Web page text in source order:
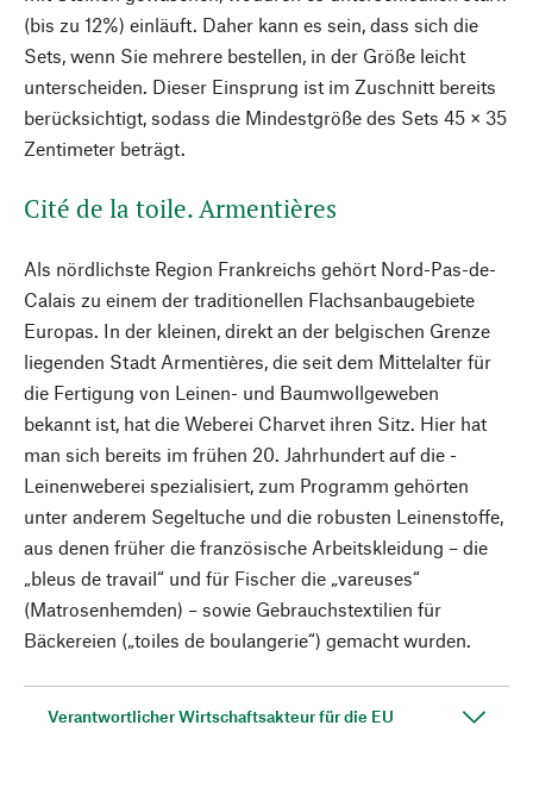
(bis zu 12%) einläuft. Daher kann es sein, dass sich die
Sets, wenn Sie mehrere bestellen, in der Größe leicht
unterscheiden. Dieser Einsprung ist im Zuschnitt bereits
berücksichtigt, sodass die Mindestgröße des Sets 45 × 35
Zentimeter beträgt.
Cité de la toile. Armentières
Als nördlichste Region Frankreichs gehört Nord-Pas-de-
Calais zu ­einem der traditionellen Flachsanbaugebiete
Europas. In der kleinen, direkt an der belgischen Grenze
liegenden Stadt Armentières, die seit dem Mittel­alter für
die Fertigung von Leinen- und Baumwollgeweben
bekannt ist, hat die Weberei Charvet ihren Sitz. Hier hat
man sich bereits im frühen 20. Jahrhundert auf die ­
Leinenweberei spezialisiert, zum Programm gehörten
unter anderem Segeltuche und die robusten Leinenstoffe,
aus denen früher die französische Arbeitskleidung – die
„bleus de travail“ und für Fischer die ­„vareuses“
(Matrosenhemden) – sowie Gebrauchstextilien für
Bäckereien („toiles de boulangerie“) gemacht wurden.
Verantwortlicher Wirtschaftsakteur für die EU